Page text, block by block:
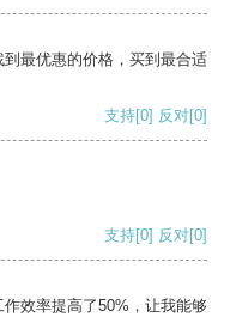
最优惠的价格，买到最合适
支持[0] 反对[0]
支持[0] 反对[0]
效率提高了50%，让我能够